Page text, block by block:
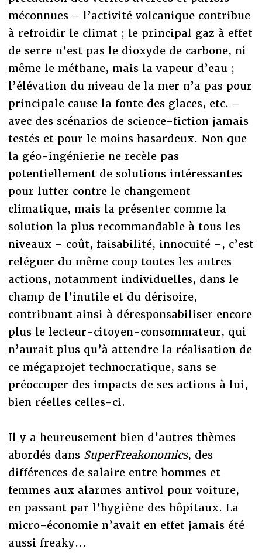
méconnues – l’activité volcanique contribue
à refroidir le climat ; le principal gaz à effet
de serre n’est pas le dioxyde de carbone, ni
même le méthane, mais la vapeur d’eau ;
l’élévation du niveau de la mer n’a pas pour
principale cause la fonte des glaces, etc. –
avec des scénarios de science-fiction jamais
testés et pour le moins hasardeux. Non que
la géo-ingénierie ne recèle pas
potentiellement de solutions intéressantes
pour lutter contre le changement
climatique, mais la présenter comme la
solution la plus recommandable à tous les
niveaux – coût, faisabilité, innocuité –, c’est
reléguer du même coup toutes les autres
actions, notamment individuelles, dans le
champ de l’inutile et du dérisoire,
contribuant ainsi à déresponsabiliser encore
plus le lecteur-citoyen-consommateur, qui
n’aurait plus qu’à attendre la réalisation de
ce mégaprojet technocratique, sans se
préoccuper des impacts de ses actions à lui,
bien réelles celles-ci.
Il y a heureusement bien d’autres thèmes
abordés dans SuperFreakonomics, des
différences de salaire entre hommes et
femmes aux alarmes antivol pour voiture,
en passant par l’hygiène des hôpitaux. La
micro-économie n’avait en effet jamais été
aussi freaky…